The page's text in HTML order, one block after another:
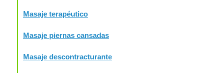
Masaje terapéutico
Masaje piernas cansadas
Masaje descontracturante